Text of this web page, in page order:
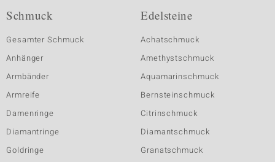
Schmuck
Gesamter Schmuck
Anhänger
Armbänder
Armreife
Damenringe
Diamantringe
Goldringe
Edelsteine
Achatschmuck
Amethystschmuck
Aquamarinschmuck
Bernsteinschmuck
Citrinschmuck
Diamantschmuck
Granatschmuck